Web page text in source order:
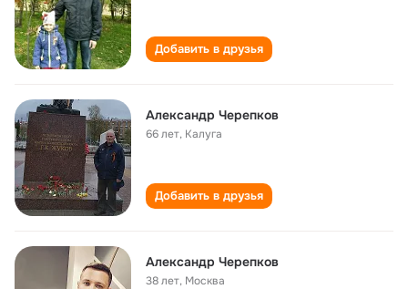
Добавить в друзья
Александр Черепков
66 лет, Калуга
Добавить в друзья
Александр Черепков
38 лет, Москва